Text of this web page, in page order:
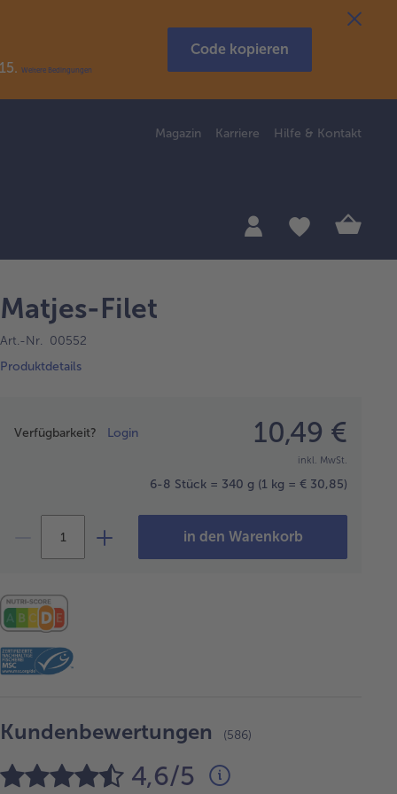
Weitere Bedingungen
Code kopieren
Magazin Karriere Hilfe & Kontakt
Matjes-Filet
Art.-Nr. 00552
Produktdetails
Verfügbarkeit? Login 10,49 €
inkl. MwSt.
6-8 Stück = 340 g (1 kg = € 30,85)
in den Warenkorb
Kundenbewertungen (586)
4,6/5